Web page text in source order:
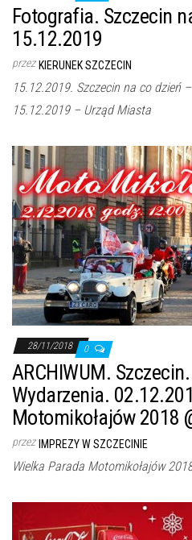
Fotografia. Szczecin
15.12.2019
przez KIERUNEK SZCZECIN
15.12.2019. Szczecin na co dzień
15.12.2019 – Urząd Miasta
28/11/2018 0
ARCHIWUM.
Wydarzenia.
Motomikołajów 2018
przez IMPREZY W SZCZECINIE
Wielka Parada Motomikołajów